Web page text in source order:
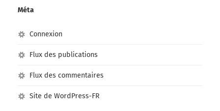
Méta
Connexion
Flux des publications
Flux des commentaires
Site de WordPress-FR